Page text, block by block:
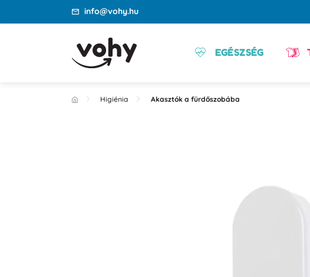
info@vohy.hu
EGÉSZSÉG
Higiénia Akasztók a fürdőszobába